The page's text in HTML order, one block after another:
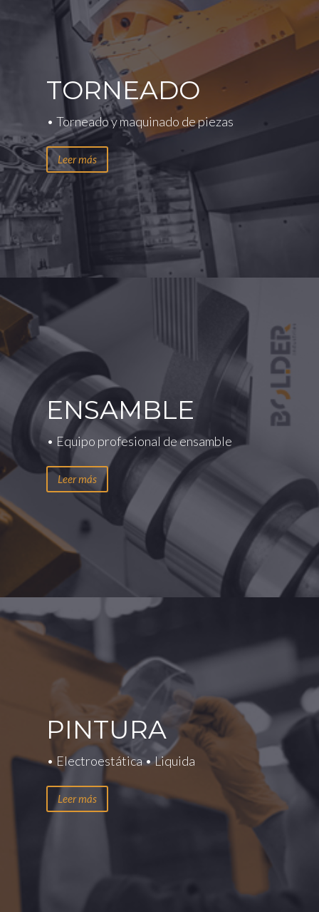
TORNEADO
• Torneado y maquinado de piezas
Leer más
ENSAMBLE
• Equipo profesional de ensamble
Leer más
PINTURA
• Electroestática • Liquida
Leer más